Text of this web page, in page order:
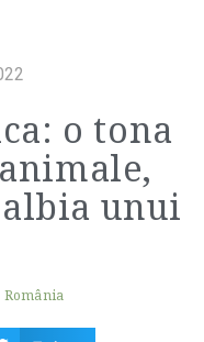
o tona
unui
România